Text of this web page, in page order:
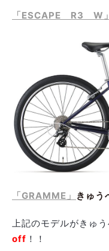
「ESCAPE R3 W」
「GRAMME」 きゅ
上記のモデルがきゅ
off ！！